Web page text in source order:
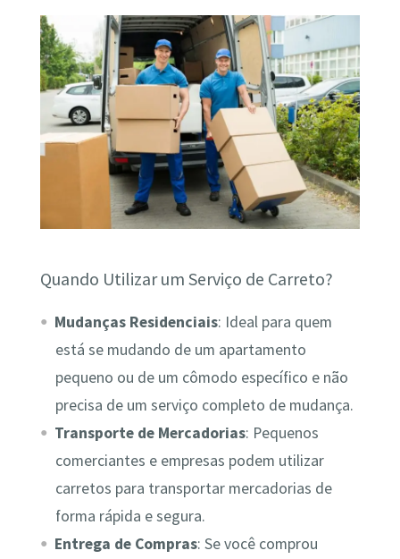
Quando Utilizar um Serviço de Carreto?
Mudanças Residenciais: Ideal para quem
está se mudando de um apartamento
pequeno ou de um cômodo específico e não
precisa de um serviço completo de mudança.
Transporte de Mercadorias: Pequenos
comerciantes e empresas podem utilizar
carretos para transportar mercadorias de
forma rápida e segura.
Entrega de Compras: Se você comprou